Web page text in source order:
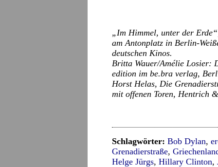
„Im Himmel, unter der
am Antonplatz in Berlin-
deutschen Kinos.
Britta Wauer/Amélie Losier:
edition im be.bra verlag,
Horst Helas, Die
mit offenen Toren, Hentrich
Schlagwörter: Bob Dylan,
Grenadierstraße,
Helge Jürgs, Hillary Clinton,